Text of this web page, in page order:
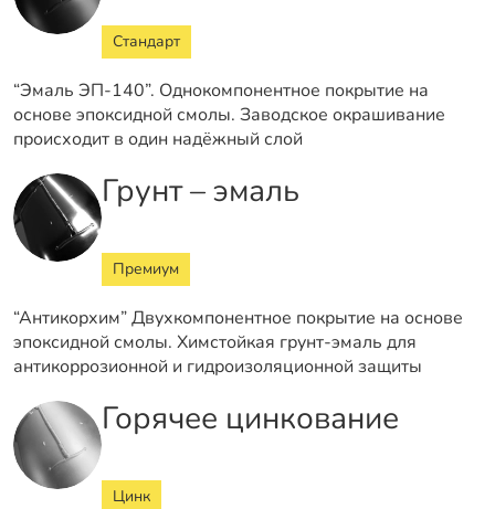
Стандарт
“Эмаль ЭП-140”. Однокомпонентное покрытие на
основе эпоксидной смолы. Заводское окрашивание
происходит в один надёжный слой
Грунт – эмаль
Премиум
“Антикорхим” Двухкомпонентное покрытие на основе
эпоксидной смолы. Химстойкая грунт-эмаль для
антикоррозионной и гидроизоляционной защиты
Горячее цинкование
Цинк